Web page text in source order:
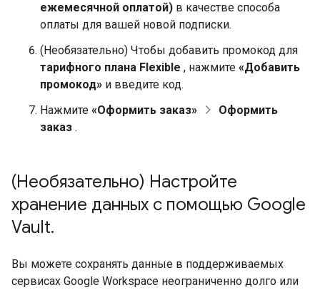
ежемесячной оплатой) в качестве способа
оплаты для вашей новой подписки.
(Необязательно) Чтобы добавить промокод для
тарифного плана Flexible , нажмите «Добавить
промокод» и введите код.
Нажмите «Оформить заказ»
Оформить
заказ .
(Необязательно) Настройте
хранение данных с помощью Google
Vault.
Вы можете сохранять данные в поддерживаемых
сервисах Google Workspace неограниченно долго или